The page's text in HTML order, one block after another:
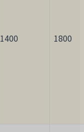
1400 1800